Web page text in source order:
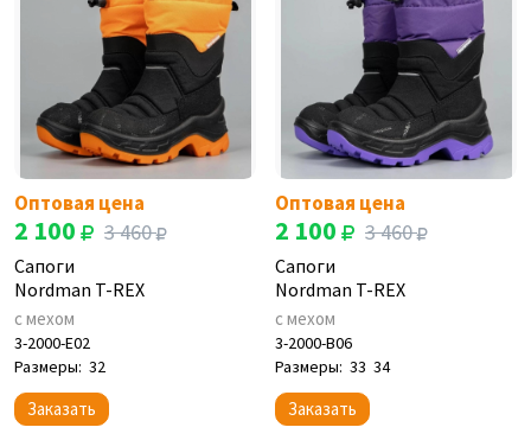
Оптовая цена
2 100 3 460
Сапоги
Nordman T-REX
с мехом
3-2000-E02
Размеры: 32
Заказать
Оптовая цена
2 100 3 460
Сапоги
Nordman T-REX
с мехом
3-2000-B06
Размеры: 33 34
Заказать